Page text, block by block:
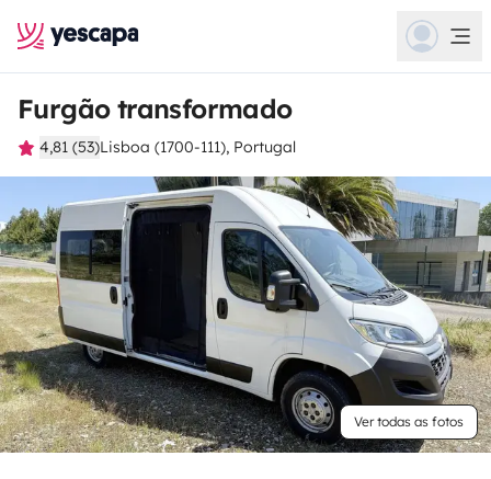
Furgão transformado
4,81 (53)Lisboa (1700-111), Portugal
Ver todas as fotos